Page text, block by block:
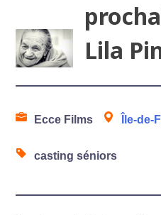
Lila
Ecce Films Île-de-
casting séniors